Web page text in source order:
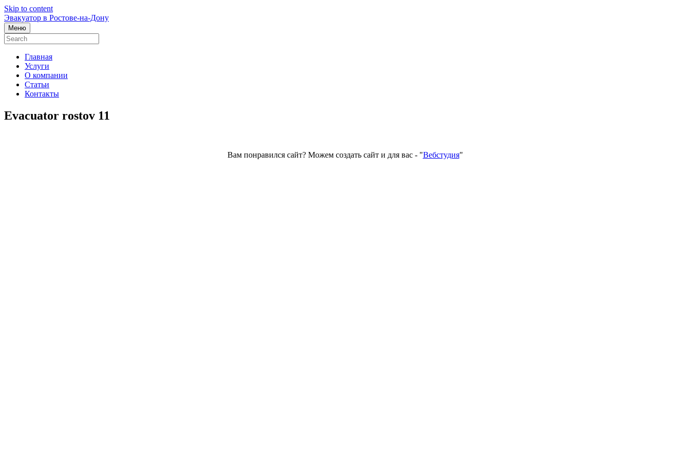
Skip to content
Эвакуатор в Ростове-на-Дону
Меню
Главная
Услуги
О компании
Статьи
Контакты
Evacuator rostov 11
Вам понравился сайт? Можем создать сайт и для вас - "Вебстудия"